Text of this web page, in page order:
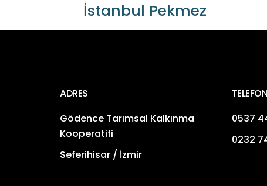
İstanbul Pekmez
ADRES
Gödence Tarımsal Kalkınma
Kooperatifi
Seferihisar / İzmir
TELEFON
0537
0232